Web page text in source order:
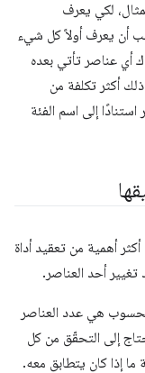
لكي يعرف
أن يعرف أولاً كل شيء
أي عناصر تأتي بعده
أكثر تكلفة من
إلى اسم الفئة
أكثر أهمية من تعقيد أداة
أحد العناصر.
هي عدد العناصر
إلى التحقّق من كل
إذا كان يتطابق معه.